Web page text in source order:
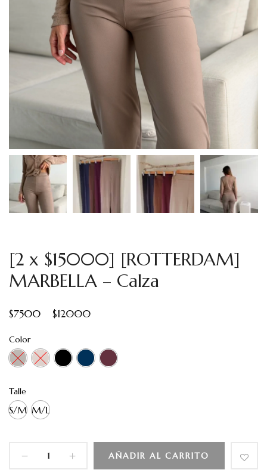
[2 x $15000] [ROTTERDAM]
MARBELLA – Calza
$12000
$7500
Color
Talle
S/M M/L
AÑADIR AL CARRITO